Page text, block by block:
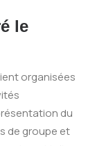
le
organisées
du
de groupe et